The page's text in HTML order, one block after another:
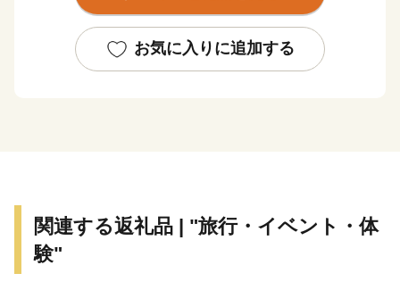
必要であると考えています。
まちに満ちていること。
５．内発型の地域産業がすくすくと育っているこ
お気に入りに追加する
関連する返礼品 | "旅行・イベント・体
験"